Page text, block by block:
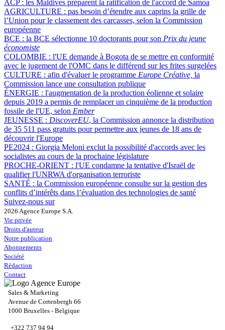
ACP : les Maldives préparent la ratification de l'accord de Samoa
AGRICULTURE : pas besoin d’étendre aux caprins la grille de
l’Union pour le classement des carcasses, selon la Commission
européenne
BCE : la BCE sélectionne 10 doctorants pour son Prix du jeune
économiste
COLOMBIE : l'UE demande à Bogota de se mettre en conformité
avec le jugement de l'OMC dans le différend sur les frites surgelées
CULTURE : afin d'évaluer le programme Europe Créative, la
Commission lance une consultation publique
ÉNERGIE : l'augmentation de la production éolienne et solaire
depuis 2019 a permis de remplacer un cinquième de la production
fossile de l'UE, selon Ember
JEUNESSE : DiscoverEU, la Commission annonce la distribution
de 35 511 pass gratuits pour permettre aux jeunes de 18 ans de
découvrir l'Europe
PE2024 : Giorgia Meloni exclut la possibilité d'accords avec les
socialistes au cours de la prochaine législature
PROCHE-ORIENT : l'UE condamne la tentative d'Israël de
qualifier l'UNRWA d'organisation terroriste
SANTÉ : la Commission européenne consulte sur la gestion des
conflits d’intérêts dans l’évaluation des technologies de santé
Suivez-nous sur
2026 Agence Europe S.A.
Vie privée
Droits d'auteur
Notre publication
Abonnements
Société
Rédaction
Contact
Sales & Marketing
Avenue de Cortenbergh 66
1000 Bruxelles - Belgique
+322 737 94 94